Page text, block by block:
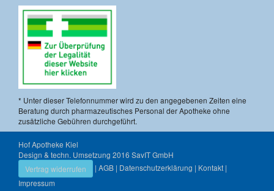
* Unter dieser Telefonnummer wird zu den angegebenen Zeiten eine
Beratung durch pharmazeutisches Personal der Apotheke ohne
zusätzliche Gebühren durchgeführt.
Hof Apotheke Kiel
Design & techn. Umsetzung 2016 SavIT GmbH
Vertrag widerrufen
| AGB | Datenschutzerklärung | Kontakt |
Impressum